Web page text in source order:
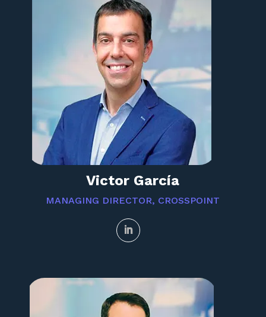
Victor García
MANAGING DIRECTOR, CROSSPOINT